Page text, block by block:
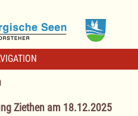
Ziethen am 18.12.2025